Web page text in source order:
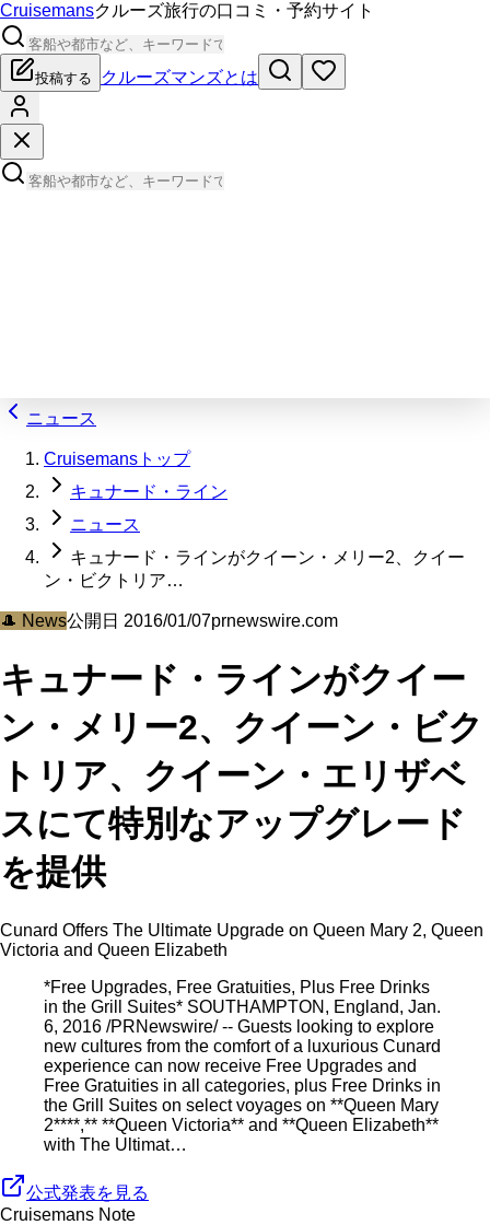
Cruisemansクルーズ旅行の口コミ・予約サイト
投稿する クルーズマンズとは
ニュース
Cruisemansトップ
キュナード・ライン
ニュース
キュナード・ラインがクイーン・メリー2、クイー
ン・ビクトリア…
🎩 News公開日 2016/01/07prnewswire.com
キュナード・ラインがクイー
ン・メリー2、クイーン・ビク
トリア、クイーン・エリザベ
スにて特別なアップグレード
を提供
Cunard Offers The Ultimate Upgrade on Queen Mary 2, Queen
Victoria and Queen Elizabeth
*Free Upgrades, Free Gratuities, Plus Free Drinks
in the Grill Suites* SOUTHAMPTON, England, Jan.
6, 2016 /PRNewswire/ -- Guests looking to explore
new cultures from the comfort of a luxurious Cunard
experience can now receive Free Upgrades and
Free Gratuities in all categories, plus Free Drinks in
the Grill Suites on select voyages on **Queen Mary
2****,** **Queen Victoria** and **Queen Elizabeth**
with The Ultimat…
公式発表を見る
Cruisemans Note